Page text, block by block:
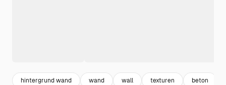
hintergrund wand wand wall texturen beton